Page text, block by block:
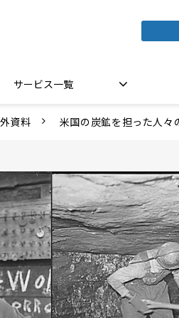
サービス一覧
資料 米国の炭鉱を担った人々